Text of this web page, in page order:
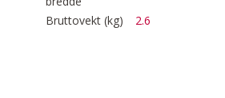
Bruttovekt (kg)
2.6